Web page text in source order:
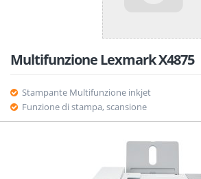
Multifunzione Lexmark X4875
Stampante Multifunzione inkjet
Funzione di stampa, scansione